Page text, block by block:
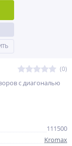
(0)
с диагональю
111500
Kromax